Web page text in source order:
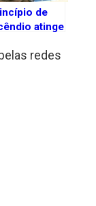
de
atinge
de
redes